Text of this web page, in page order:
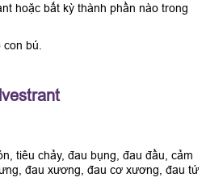
hoặc bất kỳ thành phần nào trong
bú.
tiêu chảy, đau bụng, đau đầu, cảm
đau xương, đau cơ xương, đau tứ